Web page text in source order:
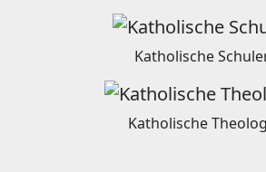
Katholische
Katholische